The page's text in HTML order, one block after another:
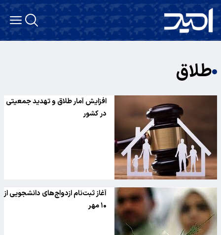
طلاق
افزایش آمار طلاق و تهدید جمعیتی
در کشور
آغاز ثبت‌نام ازدواج‌های دانشجویی از
۱۰ مهر